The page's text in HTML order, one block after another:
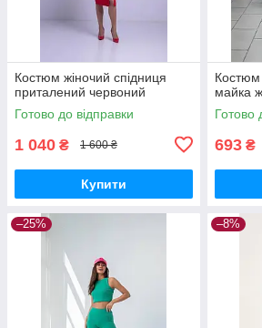
Костюм жіночий спідниця
приталений червоний
Готово до відправки
1 040 ₴ 1 600 ₴
Купити
Костюм
майка
Готово
693 ₴
–25% –8%